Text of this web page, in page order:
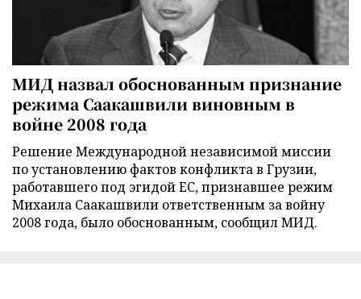
МИД назвал обоснованным признание
режима Саакашвили виновным в
войне 2008 года
Решение Международной независимой миссии
по установлению фактов конфликта в Грузии,
работавшего под эгидой ЕС, признавшее режим
Михаила Саакашвили ответственным за войну
2008 года, было обоснованным, сообщил МИД.